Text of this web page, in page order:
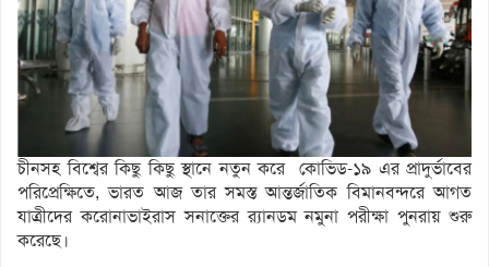
চীনসহ বিশ্বের কিছু কিছু স্থানে নতুন করে কোভিড-১৯ এর প্রাদুর্ভাবের
পরিপ্রেক্ষিতে, ভারত আজ তার সমস্ত আন্তর্জাতিক বিমানবন্দরে আগত
যাত্রীদের করোনাভাইরাস সনাক্তের র‌্যানডম নমুনা পরীক্ষা পুনরায় শুরু
করেছে।